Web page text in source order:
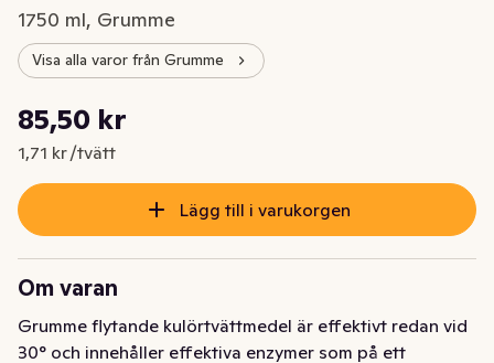
1750 ml, Grumme
Visa alla varor från Grumme
Nuvarande pris är: 85,50 kr
85,50 kr
1,71 kr /tvätt
Styckpris: 1,71 kr /tvätt
Lägg till i varukorgen
Om varan
Grumme flytande kulörtvättmedel är effektivt redan vid
30° och innehåller effektiva enzymer som på ett